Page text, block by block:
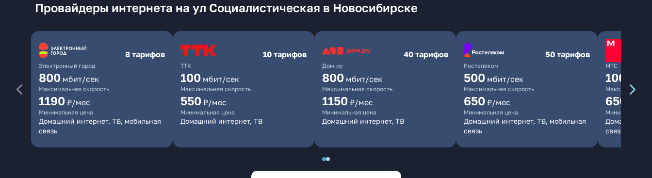
Провайдеры интернета на ул Социалистическая в Новосибирске
Электронный город
8 тарифов
800 мбит/сек
Максимальная скорость
1190 ₽/мес
Минимальная цена
Домашний интернет, ТВ, мобильная
связь
ТТК
10 тарифов
100 мбит/сек
Максимальная скорость
550 ₽/мес
Минимальная цена
Домашний интернет, ТВ
Дом.ру
40 тарифов
800 мбит/сек
Максимальная скорость
1150 ₽/мес
Минимальная цена
Домашний интернет, ТВ
Ростелеком
50 тарифов
500 мбит/сек
Максимальная скорость
650 ₽/мес
Минимальная цена
Домашний интернет, ТВ, мобильная
связь
МТС
1000
Максимальная
650
Минимальная
Домашний
связь